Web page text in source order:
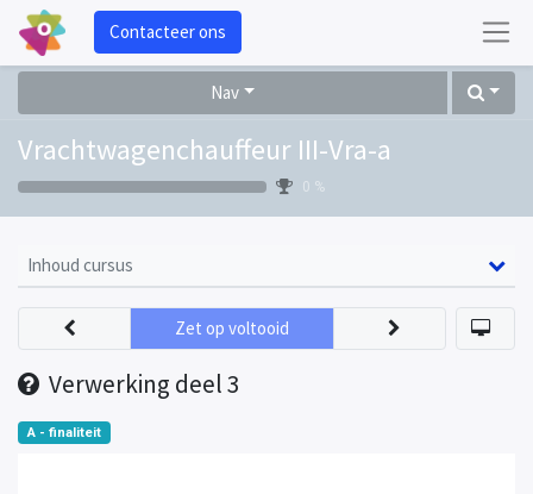
Contacteer ons
Nav
Vrachtwagenchauffeur III-Vra-a
0 %
Inhoud cursus
Verwerking deel 3
Zet op voltooid
A - finaliteit